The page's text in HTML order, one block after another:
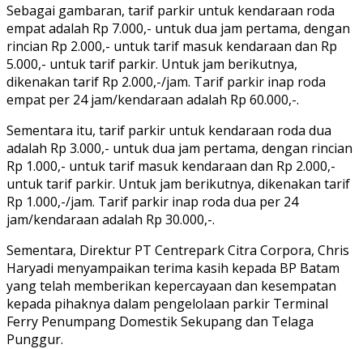
Sebagai gambaran, tarif parkir untuk kendaraan roda
empat adalah Rp 7.000,- untuk dua jam pertama, dengan
rincian Rp 2.000,- untuk tarif masuk kendaraan dan Rp
5.000,- untuk tarif parkir. Untuk jam berikutnya,
dikenakan tarif Rp 2.000,-/jam. Tarif parkir inap roda
empat per 24 jam/kendaraan adalah Rp 60.000,-.
Sementara itu, tarif parkir untuk kendaraan roda dua
adalah Rp 3.000,- untuk dua jam pertama, dengan rincian
Rp 1.000,- untuk tarif masuk kendaraan dan Rp 2.000,-
untuk tarif parkir. Untuk jam berikutnya, dikenakan tarif
Rp 1.000,-/jam. Tarif parkir inap roda dua per 24
jam/kendaraan adalah Rp 30.000,-.
Sementara, Direktur PT Centrepark Citra Corpora, Chris
Haryadi menyampaikan terima kasih kepada BP Batam
yang telah memberikan kepercayaan dan kesempatan
kepada pihaknya dalam pengelolaan parkir Terminal
Ferry Penumpang Domestik Sekupang dan Telaga
Punggur.